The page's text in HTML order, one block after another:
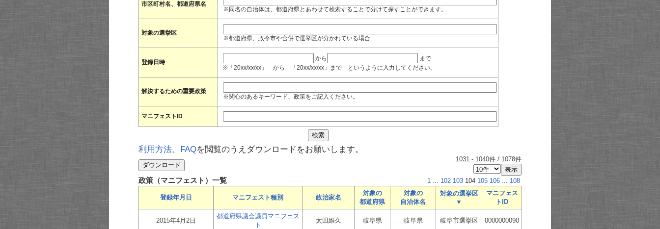
市区町村名、都道府県名
※同名の自治体は、都道府県とあわせて検索することで分けて探すことができます。
対象の選挙区
※都道府県、政令市や合併で選挙区が分かれている場合
登録日時
から
まで
※「20xx/xx/xx」 から 「20xx/xx/xx」まで というように入力してください。
解決するための重要政策
※関心のあるキーワード、政策をご記入ください。
マニフェストID
利用方法、 FAQを閲覧のうえダウンロードをお願いします。
1031 - 1040件 / 1078件
政策（マニフェスト）一覧 1 ... 102 103 104 105 106 ... 108
登録年月日 マニフェスト種別 政治家名
対象の
都道府県
対象の
自治体名
対象の選挙区
▼
マニフェス
トID
2015年4月2日
都道府県議会議員マニフェス
ト
太田維久 岐阜県 岐阜県 岐阜市選挙区 0000000090